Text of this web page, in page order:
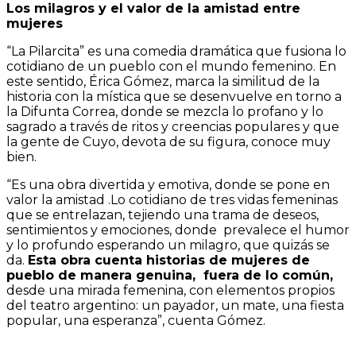
Los milagros y el valor de la amistad entre
mujeres
“La Pilarcita” es una comedia dramática que fusiona lo
cotidiano de un pueblo con el mundo femenino. En
este sentido, Érica Gómez, marca la similitud de la
historia con la mística que se desenvuelve en torno a
la Difunta Correa, donde se mezcla lo profano y lo
sagrado a través de ritos y creencias populares y que
la gente de Cuyo, devota de su figura, conoce muy
bien.
“Es una obra divertida y emotiva, donde se pone en
valor la amistad .Lo cotidiano de tres vidas femeninas
que se entrelazan, tejiendo una trama de deseos,
sentimientos y emociones, donde prevalece el humor
y lo profundo esperando un milagro, que quizás se
da. Esta obra cuenta historias de mujeres de
pueblo de manera genuina, fuera de lo común,
desde una mirada femenina, con elementos propios
del teatro argentino: un payador, un mate, una fiesta
popular, una esperanza”, cuenta Gómez.